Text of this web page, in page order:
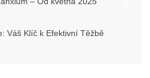
Váš Klíč k Efektivní Těžbě